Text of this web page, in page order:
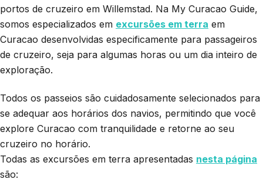
portos de cruzeiro em Willemstad. Na My Curacao Guide,
somos especializados em excursões em terra em
Curacao desenvolvidas especificamente para passageiros
de cruzeiro, seja para algumas horas ou um dia inteiro de
exploração.
Todos os passeios são cuidadosamente selecionados para
se adequar aos horários dos navios, permitindo que você
explore Curacao com tranquilidade e retorne ao seu
cruzeiro no horário.
Todas as excursões em terra apresentadas nesta página
são: